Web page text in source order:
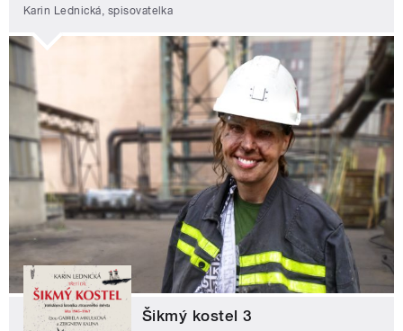
Karin Lednická, spisovatelka
Šikmý kostel 3